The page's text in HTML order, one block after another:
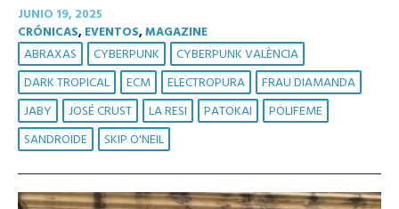
JUNIO 19, 2025
CRÓNICAS,EVENTOS,MAGAZINE
ABRAXAS CYBERPUNK
CYBERPUNK VALÈNCIA
DARK TROPICAL
ECM ELECTROPURA
FRAU DIAMANDA
JABY
JOSÉ CRUST LA RESI PATOKAI
POLIFEME
SANDROIDE
SKIP O'NEIL